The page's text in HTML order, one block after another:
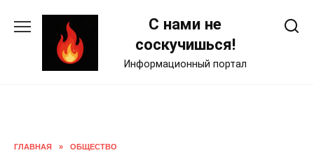
С нами не
соскучишься!
Информационный портал
ГЛАВНАЯ » ОБЩЕСТВО